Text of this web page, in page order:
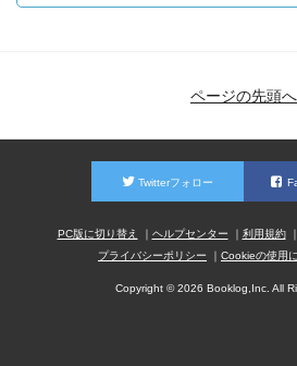
ページの先頭へ
Twitterフォロー
PC版に切り替え ヘルプセンター 利用規約
プライバシーポリシー
Cookieの使用
Copyright © 2026 Booklog,Inc. All